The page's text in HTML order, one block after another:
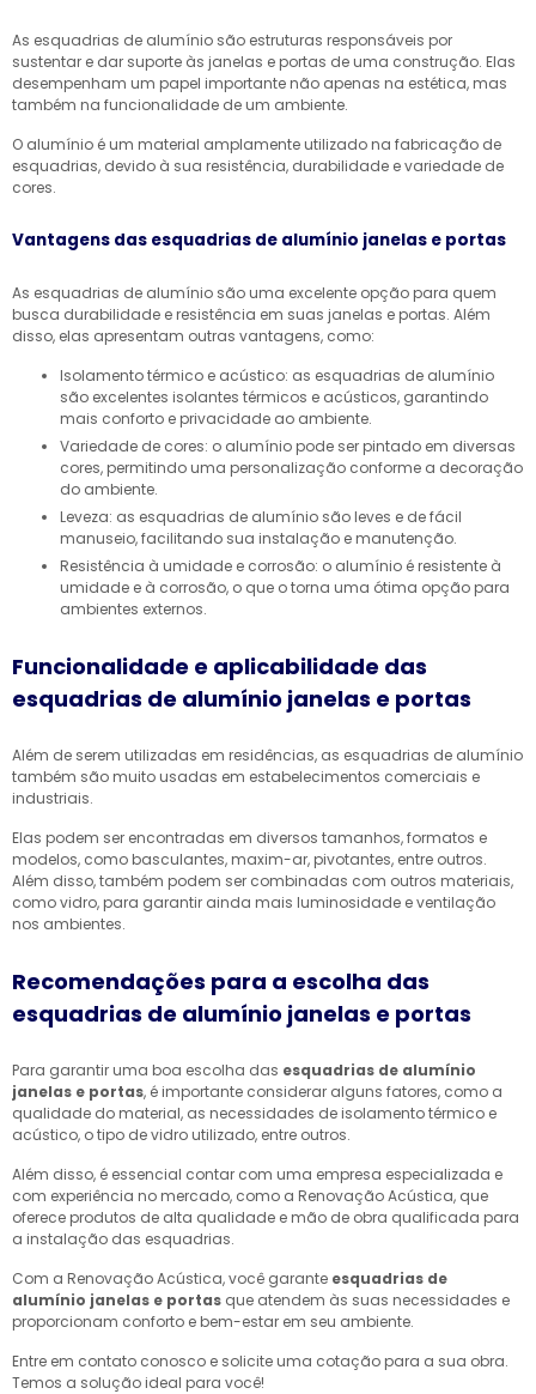
As esquadrias de alumínio são estruturas responsáveis por
sustentar e dar suporte às janelas e portas de uma construção. Elas
desempenham um papel importante não apenas na estética, mas
também na funcionalidade de um ambiente.
O alumínio é um material amplamente utilizado na fabricação de
esquadrias, devido à sua resistência, durabilidade e variedade de
cores.
Vantagens das esquadrias de alumínio janelas e portas
As esquadrias de alumínio são uma excelente opção para quem
busca durabilidade e resistência em suas janelas e portas. Além
disso, elas apresentam outras vantagens, como:
Isolamento térmico e acústico: as esquadrias de alumínio
são excelentes isolantes térmicos e acústicos, garantindo
mais conforto e privacidade ao ambiente.
Variedade de cores: o alumínio pode ser pintado em diversas
cores, permitindo uma personalização conforme a decoração
do ambiente.
Leveza: as esquadrias de alumínio são leves e de fácil
manuseio, facilitando sua instalação e manutenção.
Resistência à umidade e corrosão: o alumínio é resistente à
umidade e à corrosão, o que o torna uma ótima opção para
ambientes externos.
Funcionalidade e aplicabilidade das
esquadrias de alumínio janelas e portas
Além de serem utilizadas em residências, as esquadrias de alumínio
também são muito usadas em estabelecimentos comerciais e
industriais.
Elas podem ser encontradas em diversos tamanhos, formatos e
modelos, como basculantes, maxim-ar, pivotantes, entre outros.
Além disso, também podem ser combinadas com outros materiais,
como vidro, para garantir ainda mais luminosidade e ventilação
nos ambientes.
Recomendações para a escolha das
esquadrias de alumínio janelas e portas
Para garantir uma boa escolha das esquadrias de alumínio
janelas e portas, é importante considerar alguns fatores, como a
qualidade do material, as necessidades de isolamento térmico e
acústico, o tipo de vidro utilizado, entre outros.
Além disso, é essencial contar com uma empresa especializada e
com experiência no mercado, como a Renovação Acústica, que
oferece produtos de alta qualidade e mão de obra qualificada para
a instalação das esquadrias.
Com a Renovação Acústica, você garante esquadrias de
alumínio janelas e portas que atendem às suas necessidades e
proporcionam conforto e bem-estar em seu ambiente.
Entre em contato conosco e solicite uma cotação para a sua obra.
Temos a solução ideal para você!